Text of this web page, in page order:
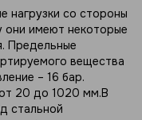
нагрузки со стороны
они имеют некоторые
Предельные
вещества
– 16 бар.
20 до 1020 мм.В
стальной